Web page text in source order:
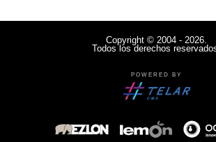
Denisi Market
Deutsche Schule Hurlingham
Copyright © 2004 - 2026.
Todos los derechos
POWERED BY